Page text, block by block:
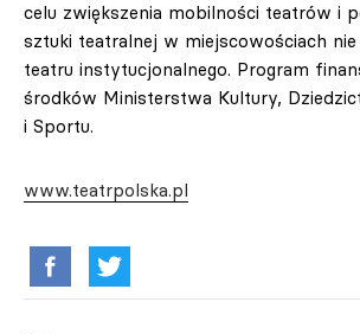
celu zwiększenia mobilności teatrów i
sztuki teatralnej w miejscowościach
teatru instytucjonalnego. Program
środków Ministerstwa Kultury,
i Sportu.
www.teatrpolska.pl